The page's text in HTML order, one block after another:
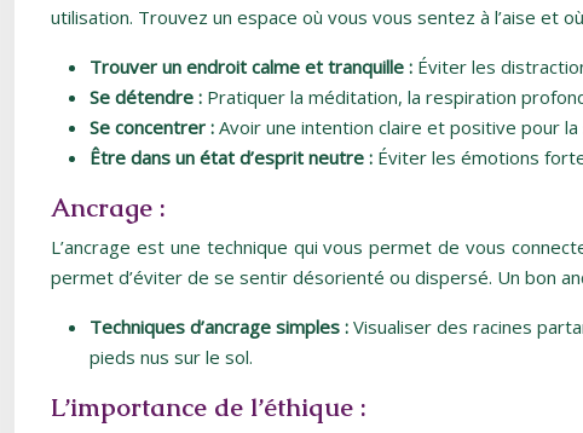
utilisation. Trouvez un espace où vous vous sentez à l’aise et
Trouver un endroit calme et tranquille : Éviter les
Se détendre : Pratiquer la méditation, la respiration
Se concentrer : Avoir une intention claire et positive pour la
Être dans un état d’esprit neutre : Éviter les émotions
Ancrage :
L’ancrage est une technique qui vous permet de vous
permet d’éviter de se sentir désorienté ou dispersé. Un bon
Techniques d’ancrage simples : Visualiser des racines
pieds nus sur le sol.
L’importance de l’éthique :